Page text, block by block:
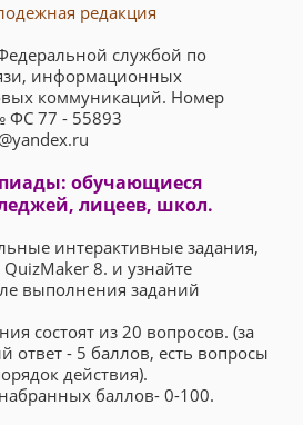
редакция
службой по
информационных
коммуникаций. Номер
ФС 77 - 55893
обучающиеся
лицеев, школ.
интерактивные задания,
8. и узнайте
выполнения заданий
состоят из 20 вопросов. (за
- 5 баллов, есть вопросы
действия).
баллов- 0-100.